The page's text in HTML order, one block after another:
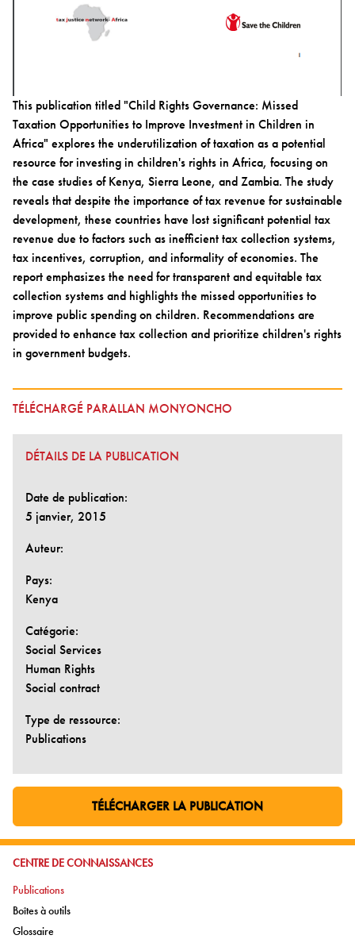
This publication titled "Child Rights Governance: Missed
Taxation Opportunities to Improve Investment in Children in
Africa" explores the underutilization of taxation as a potential
resource for investing in children's rights in Africa, focusing on
the case studies of Kenya, Sierra Leone, and Zambia. The study
reveals that despite the importance of tax revenue for sustainable
development, these countries have lost significant potential tax
revenue due to factors such as inefficient tax collection systems,
tax incentives, corruption, and informality of economies. The
report emphasizes the need for transparent and equitable tax
collection systems and highlights the missed opportunities to
improve public spending on children. Recommendations are
provided to enhance tax collection and prioritize children's rights
in government budgets.
TÉLÉCHARGÉ PARALLAN MONYONCHO
DÉTAILS DE LA PUBLICATION
Date de publication:
5 janvier, 2015
Auteur:
Pays:
Kenya
Catégorie:
Social Services
Human Rights
Social contract
Type de ressource:
Publications
ALLER À LA PAGE EXTERNE:
TÉLÉCHARGER LA PUBLICATION
ALLER À:
CENTRE DE CONNAISSANCES
Aller à:
Publications
Aller à:
Boîtes à outils
Aller à:
Glossaire